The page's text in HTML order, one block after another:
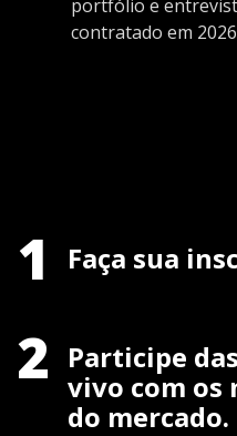
portfólio e
contratado em
1 Faça sua
2
Participe
vivo com os
do mercado.